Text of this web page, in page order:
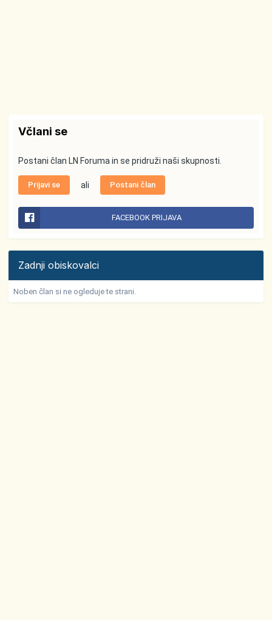
Včlani se
Postani član LN Foruma in se pridruži naši skupnosti.
Prijavi se ali Postani član
FACEBOOK PRIJAVA
Zadnji obiskovalci
Noben član si ne ogleduje te strani.